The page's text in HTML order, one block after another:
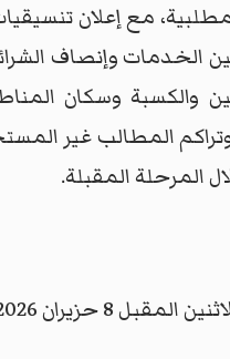
مع إعلان
الخدمات وإنصاف
والكسبة وسكان
المطالب غير
المرحلة المقبلة.
حزيران 2026.